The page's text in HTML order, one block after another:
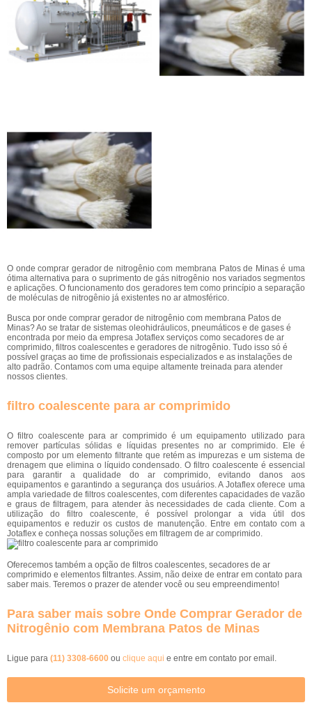
O onde comprar gerador de nitrogênio com membrana Patos de Minas é uma
ótima alternativa para o suprimento de gás nitrogênio nos variados segmentos
e aplicações. O funcionamento dos geradores tem como princípio a separação
de moléculas de nitrogênio já existentes no ar atmosférico.
Busca por onde comprar gerador de nitrogênio com membrana Patos de
Minas? Ao se tratar de sistemas oleohidráulicos, pneumáticos e de gases é
encontrada por meio da empresa Jotaflex serviços como secadores de ar
comprimido, filtros coalescentes e geradores de nitrogênio. Tudo isso só é
possível graças ao time de profissionais especializados e as instalações de
alto padrão. Contamos com uma equipe altamente treinada para atender
nossos clientes.
filtro coalescente para ar comprimido
O filtro coalescente para ar comprimido é um equipamento utilizado para
remover partículas sólidas e líquidas presentes no ar comprimido. Ele é
composto por um elemento filtrante que retém as impurezas e um sistema de
drenagem que elimina o líquido condensado. O filtro coalescente é essencial
para garantir a qualidade do ar comprimido, evitando danos aos
equipamentos e garantindo a segurança dos usuários. A Jotaflex oferece uma
ampla variedade de filtros coalescentes, com diferentes capacidades de vazão
e graus de filtragem, para atender às necessidades de cada cliente. Com a
utilização do filtro coalescente, é possível prolongar a vida útil dos
equipamentos e reduzir os custos de manutenção. Entre em contato com a
Jotaflex e conheça nossas soluções em filtragem de ar comprimido.
Oferecemos também a opção de filtros coalescentes, secadores de ar
comprimido e elementos filtrantes. Assim, não deixe de entrar em contato para
saber mais. Teremos o prazer de atender você ou seu empreendimento!
Para saber mais sobre Onde Comprar Gerador de
Nitrogênio com Membrana Patos de Minas
Ligue para (11) 3308-6600 ou clique aqui e entre em contato por email.
Solicite um orçamento